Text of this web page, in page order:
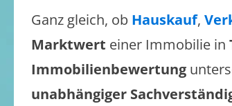
Ganz gleich, ob Hauskauf,
Marktwert einer Immobilie in
Immobilienbewertung
unabhängiger